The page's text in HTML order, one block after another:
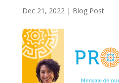
Dec 21, 2022| Blog Post